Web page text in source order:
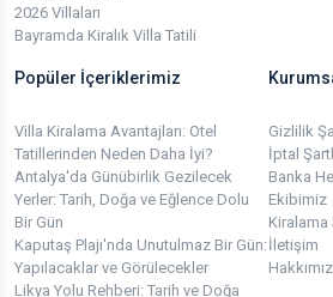
2026 Villaları
Bayramda Kiralık Villa Tatili
Popüler İçeriklerimiz
Villa Kiralama Avantajları: Otel
Tatillerinden Neden Daha İyi?
Antalya'da Günübirlik Gezilecek
Yerler: Tarih, Doğa ve Eğlence Dolu
Bir Gün
Kaputaş Plajı'nda Unutulmaz Bir Gün:
Yapılacaklar ve Görülecekler
Likya Yolu Rehberi: Tarih ve Doğa
Gizlilik
İptal
Banka
Ekibimiz
İletişim